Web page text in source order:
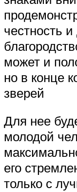
честность
может и
но в конце
зверей
Для нее
молодой
его
только с